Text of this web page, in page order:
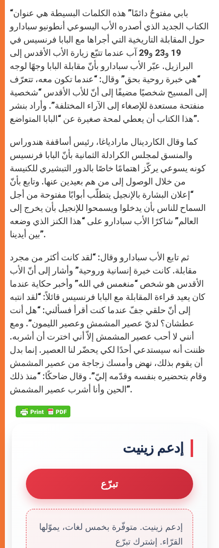
p
p
g
e
r
k
r
“بابي مفتوحٌ دائمًا” هذه الكلمات البسيطة هي عنوان
الكتاب الجديد الذي أصدره الأب اليسوعي أنطونيو سبادارو
حول المقابلة التاريخية التي أجراها مع البابا فرنسيس في
19 و23 و29 آب عندما تتبّع زيارة الأب الأقدس إلى
البرازيل. عبّر الأب سبادارو بأنّ مقابلة البابا وجهًا لوجه
“هي خبرة روحية بحق” وقال: “عندما تكون معه، تتعرّف
إلى المسيح شخصيًا مضيفًا إلى أنّ للأب الأقدس “شخصية
منفتحة مستعدة للإصغاء إلى الآراء المختلفة”. وأراد بنشر
هذا الكتاب أن يعطي لمحة صغيرة عن “البابا المتواضع”.
كما وقال الكاردينال مارادياغا، رئيس أساقفة هندوراس
والمنسق لمجلس الكرادلة الثمانية بأنّ البابا فرنسيس
كونه يسوعي يركّز اهتمامًا خاصًا بالدور التبشيري للكنيسة
من خلال الوصول إلى من هم بعيدين عنها. وتابع بأنّ
“إعلان البشارة بالإنجيل يتطلّب أبوابًا مفتوحة من أجل
السماح للناس بأن يدخلوا ويسمحوا للإنجيل بأن يخرج إلى
العالم” شاكرًا الأب سبادارو على “هذا الكنز الذي وضعه
بين أيدينا”.
ثم تابع الأب سبادارو وقال: “لقد كانت أكثر من مجرد
مقابلة. كانت خبرة إنسانية وروحية” وأشار إلى أنّ الأب
الأقدس هو شخص “منغمس في الله” وأخبر حكاية عندما
كان يعيد قراءة المقابلة مع البابا فرنسيس قائلاً: “لقد انتبه
إلى أنّ حلقي جفّ عندما كنت أقرأ فسألني: “هل أنت
عطشان؟ لديّ عصير المشمش وعصير الليمون”. ومع
أنني لا أحب عصير المشمش إلاّ أني اخترت أن أشربه.
ظننت أنه سيستدعي أحدًا لكي يحضّر لنا العصير. إنما بدل
أن يقوم بذلك، نهض وأمسك زجاجة من عصير المشمش
وقام بتحضيره بنفسه وقدّمه إليّ”. وقال ضاحكًا: “منذ ذلك
الحين وأنا أشرب عصير المشمش”.
إدعم زينيت
تبرّع
إدعم زينيت. متوفّرة بخمس لغات، يموّلها
القرّاء. إشترك تبرّع